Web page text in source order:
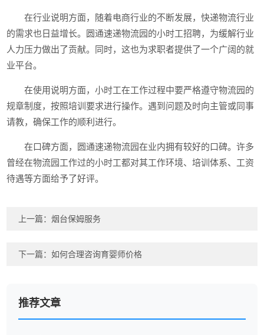
在行业说明方面，随着电商行业的不断发展，快递物流行业
的需求也日益增长。圆通速递物流园的小时工招聘，为缓解行业
人力压力做出了贡献。同时，这也为求职者提供了一个广阔的就
业平台。
在使用说明方面，小时工在工作过程中要严格遵守物流园的
规章制度，按照培训要求进行操作。遇到问题及时向主管或同事
请教，确保工作的顺利进行。
在口碑方面，圆通速递物流园在业内拥有较好的口碑。许多
曾经在物流园工作过的小时工都对其工作环境、培训体系、工资
待遇等方面给予了好评。
上一篇：烟台保姆服务
下一篇：如何合理咨询育婴师价格
推荐文章